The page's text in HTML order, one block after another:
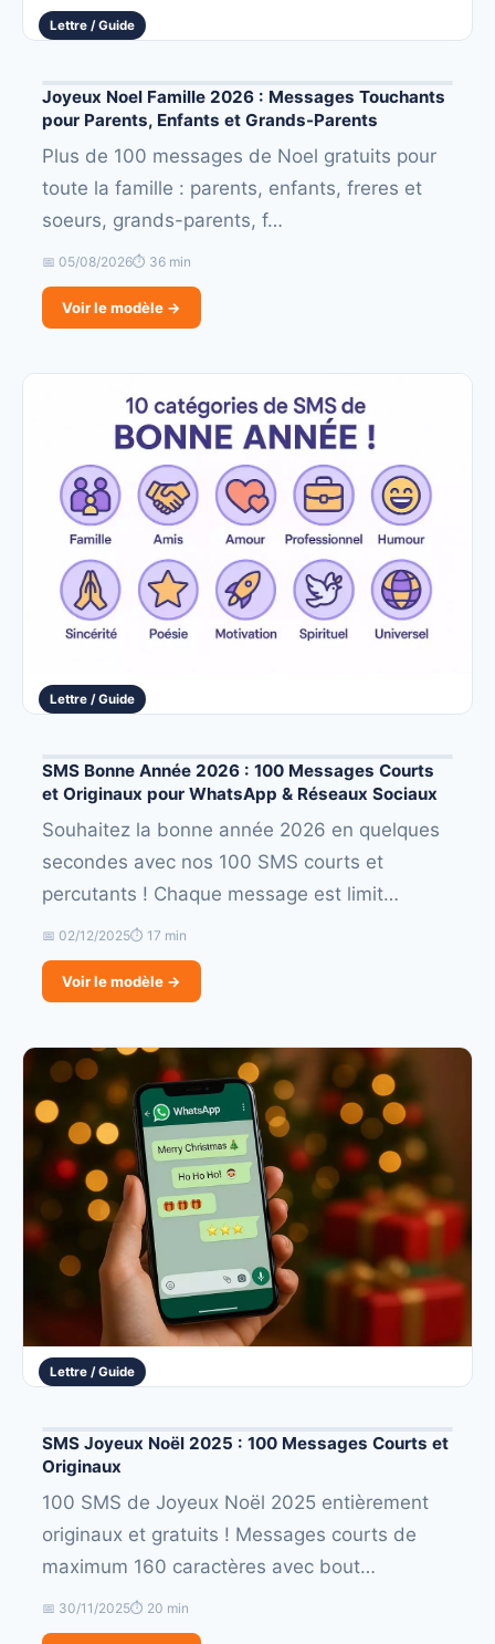
Lettre / Guide
Joyeux Noel Famille 2026 : Messages Touchants
pour Parents, Enfants et Grands-Parents
Plus de 100 messages de Noel gratuits pour
toute la famille : parents, enfants, freres et
soeurs, grands-parents, f…
📅 05/08/2026⏱ 36 min
Voir le modèle →
Lettre / Guide
SMS Bonne Année 2026 : 100 Messages Courts
et Originaux pour WhatsApp & Réseaux Sociaux
Souhaitez la bonne année 2026 en quelques
secondes avec nos 100 SMS courts et
percutants ! Chaque message est limit…
📅 02/12/2025⏱ 17 min
Voir le modèle →
Lettre / Guide
SMS Joyeux Noël 2025 : 100 Messages Courts et
Originaux
100 SMS de Joyeux Noël 2025 entièrement
originaux et gratuits ! Messages courts de
maximum 160 caractères avec bout…
📅 30/11/2025⏱ 20 min